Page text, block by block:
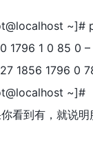
~]#
1796 1 0 85 0
1856 1796 0
~]#
看到有，就说